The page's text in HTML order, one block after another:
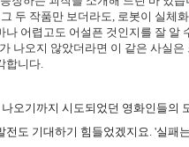
두 작품만 보더라도, 로봇이 실체
나 어렵고도 어설픈 것인지를 잘 알
나오지 않았더라면 이 같은 사실은
합니다.
오기까지 시도되었던 영화인들의
전도 기대하기 힘들었겠지요. '실패